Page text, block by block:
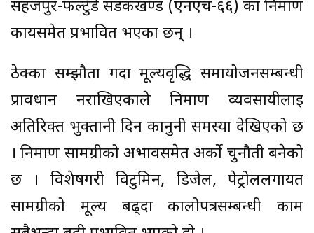
सहजपुर-फल्टुँडे सडकखण्ड (एनएच-६६) का निर्माण
कार्यसमेत प्रभावित भएका छन् ।
ठेक्का सम्झौता गर्दा मूल्यवृद्धि समायोजनसम्बन्धी
प्रावधान नराखिएकाले निर्माण व्यवसायीलाई
अतिरिक्त भुक्तानी दिन कानुनी समस्या देखिएको छ
। निर्माण सामग्रीको अभावसमेत अर्को चुनौती बनेको
छ । विशेषगरी विटुमिन, डिजेल, पेट्रोललगायत
सामग्रीको मूल्य बढ्दा कालोपत्रसम्बन्धी काम